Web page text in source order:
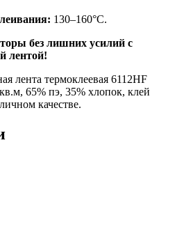
130–160°C.
без лишних усилий с
лентой!
лента термоклеевая 6112HF
65% пэ, 35% хлопок, клей
качестве.